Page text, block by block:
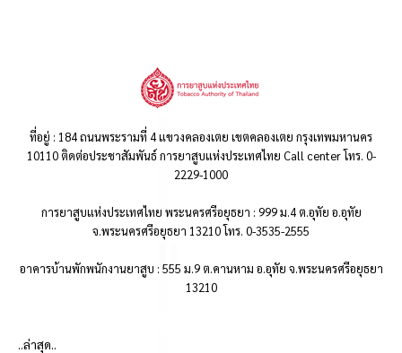
ที่อยู่ : 184 ถนนพระรามที่ 4 แขวงคลองเตย เขตคลองเตย กรุงเทพมหานคร
10110 ติดต่อประชาสัมพันธ์ การยาสูบแห่งประเทศไทย Call center โทร. 0-
2229-1000
การยาสูบแห่งประเทศไทย พระนครศรีอยุธยา : 999 ม.4 ต.อุทัย อ.อุทัย
จ.พระนครศรีอยุธยา 13210 โทร. 0-3535-2555
อาคารบ้านพักพนักงานยาสูบ : 555 ม.9 ต.คานหาม อ.อุทัย จ.พระนครศรีอยุธยา
13210
..ล่าสุด..